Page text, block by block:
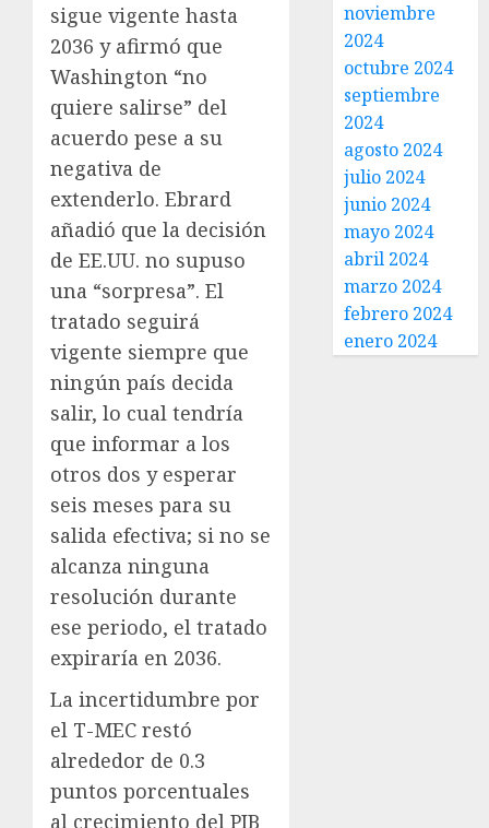
sigue vigente hasta
2036 y afirmó que
Washington “no
quiere salirse” del
acuerdo pese a su
negativa de
extenderlo. Ebrard
añadió que la decisión
de EE.UU. no supuso
una “sorpresa”. El
tratado seguirá
vigente siempre que
ningún país decida
salir, lo cual tendría
que informar a los
otros dos y esperar
seis meses para su
salida efectiva; si no se
alcanza ninguna
resolución durante
ese periodo, el tratado
expiraría en 2036.
La incertidumbre por
el T-MEC restó
alrededor de 0.3
puntos porcentuales
al crecimiento del PIB
noviembre
2024
octubre 2024
septiembre
2024
agosto 2024
julio 2024
junio 2024
mayo 2024
abril 2024
marzo 2024
febrero 2024
enero 2024